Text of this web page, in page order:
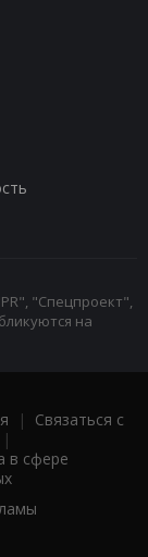
"Спецпроект",
на
| Связаться с
|
в сфере